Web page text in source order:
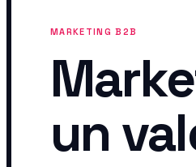
MARKETING B2B
un